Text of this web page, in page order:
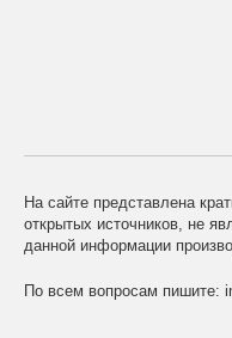
На сайте представлена
открытых источников, не
данной информации
По всем вопросам пишите: